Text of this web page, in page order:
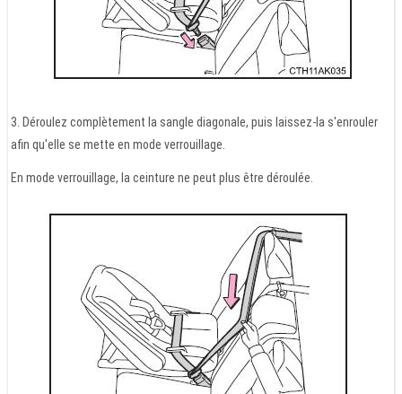
3. Déroulez complètement la sangle diagonale, puis laissez-la s'enrouler
afin qu'elle se mette en mode verrouillage.
En mode verrouillage, la ceinture ne peut plus être déroulée.